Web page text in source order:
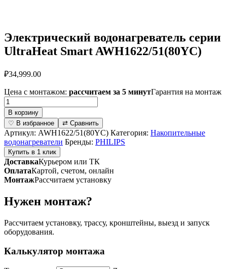
Электрический водонагреватель серии
UltraHeat Smart AWH1622/51(80YC)
₽34,999.00
Цена с монтажом: рассчитаем за 5 минутГарантия на монтаж
Количество
товара
Электрический
водонагреватель
серии
UltraHeat
Smart
AWH1622/51(80YC)
В корзину
♡ В избранное
⇄ Сравнить
Артикул: AWH1622/51(80YC) Категория: Накопительные
водонагреватели Бренды: PHILIPS
Купить в 1 клик
ДоставкаКурьером или ТК
ОплатаКартой, счетом, онлайн
МонтажРассчитаем установку
Нужен монтаж?
Рассчитаем установку, трассу, кронштейны, выезд и запуск
оборудования.
Калькулятор монтажа